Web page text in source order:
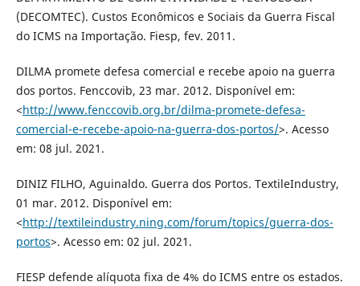
(DECOMTEC). Custos Econômicos e Sociais da Guerra Fiscal
do ICMS na Importação. Fiesp, fev. 2011.
DILMA promete defesa comercial e recebe apoio na guerra
dos portos. Fenccovib, 23 mar. 2012. Disponível em:
<http://www.fenccovib.org.br/dilma-promete-defesa-
comercial-e-recebe-apoio-na-guerra-dos-portos/>. Acesso
em: 08 jul. 2021.
DINIZ FILHO, Aguinaldo. Guerra dos Portos. TextileIndustry,
01 mar. 2012. Disponível em:
<http://textileindustry.ning.com/forum/topics/guerra-dos-
portos>. Acesso em: 02 jul. 2021.
FIESP defende alíquota fixa de 4% do ICMS entre os estados.